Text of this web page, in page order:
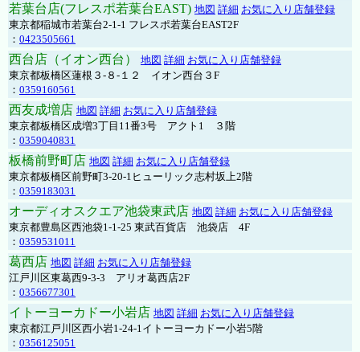
若葉台店(フレスポ若葉台EAST) 地図 詳細 お気に入り店舗登録
東京都稲城市若葉台2-1-1 フレスポ若葉台EAST2F
： 0423505661
西台店（イオン西台） 地図 詳細 お気に入り店舗登録
東京都板橋区蓮根３-８-１２ イオン西台３F
： 0359160561
西友成増店 地図 詳細 お気に入り店舗登録
東京都板橋区成増3丁目11番3号 アクト1 ３階
： 0359040831
板橋前野町店 地図 詳細 お気に入り店舗登録
東京都板橋区前野町3-20-1ヒューリック志村坂上2階
： 0359183031
オーディオスクエア池袋東武店 地図 詳細 お気に入り店舗登録
東京都豊島区西池袋1-1-25 東武百貨店 池袋店 4F
： 0359531011
葛西店 地図 詳細 お気に入り店舗登録
江戸川区東葛西9-3-3 アリオ葛西店2F
： 0356677301
イトーヨーカドー小岩店 地図 詳細 お気に入り店舗登録
東京都江戸川区西小岩1-24-1イトーヨーカドー小岩5階
： 0356125051